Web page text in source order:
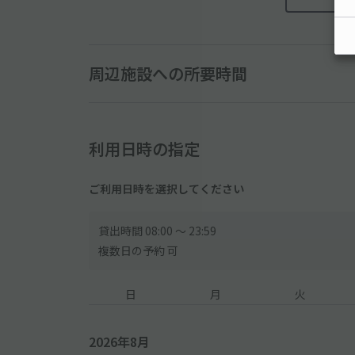
周辺施設への所要時間
利用日時の指定
ご利用日時を選択してください
貸出時間 08:00 〜 23:59
複数日の予約 可
日 月 火
2026年8月